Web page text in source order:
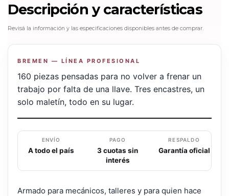
Descripción y características
Revisá la información y las especificaciones disponibles antes de comprar.
BREMEN — LÍNEA PROFESIONAL
160 piezas pensadas para no volver a frenar un
trabajo por falta de una llave. Tres encastres, un
solo maletín, todo en su lugar.
ENVÍO
A todo el país
PAGO
3 cuotas sin
interés
RESPALDO
Garantía oficial
Armado para mecánicos, talleres y para quien hace